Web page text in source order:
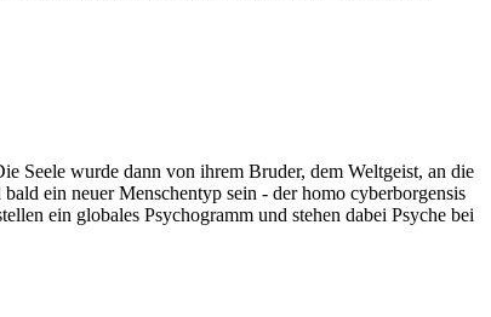
Seele wurde dann von ihrem Bruder, dem Weltgeist, an die
ein neuer Menschentyp sein - der homo cyberborgensis
ein globales Psychogramm und stehen dabei Psyche bei